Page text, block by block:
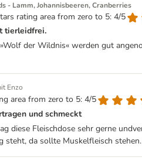
- Lamm, Johannisbeeren, Cranberries
rating area from zero to 5: 4/5
tierleidfrei.
der Wildnis« werden gut
Enzo
area from zero to 5: 4/5
und schmeckt
diese Fleischdose sehr gerne
steht, da sollte Muskelfleisch